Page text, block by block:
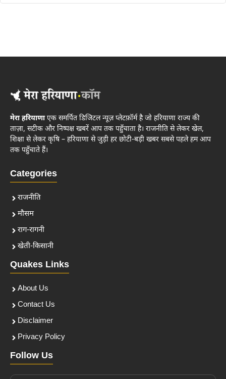
मेरा हरियाणाएक समर्पित डिजिटल न्यूज़ प्लेटफ़ॉर्म है जो हरियाणा राज्य की
ताज़ा, सटीक और निष्पक्ष खबरें आप तक पहुँचाता है। राजनीति से लेकर खेल,
शिक्षा से लेकर कृषि – हरियाणा से जुड़ी हर छोटी-बड़ी खबर सबसे पहले हम आप
तक पहुँचाते हैं।
Categories
राजनीति
मौसम
राग-रागनी
खेती-किसानी
Quakes Links
About Us
Contact Us
Disclaimer
Privacy Policy
Follow Us